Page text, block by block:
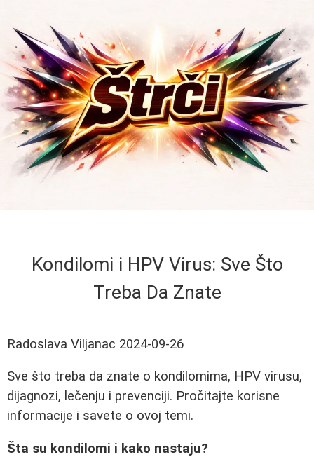
Kondilomi i HPV Virus: Sve Što
Treba Da Znate
Radoslava Viljanac 2024-09-26
Sve što treba da znate o kondilomima, HPV virusu,
dijagnozi, lečenju i prevenciji. Pročitajte korisne
informacije i savete o ovoj temi.
Šta su kondilomi i kako nastaju?